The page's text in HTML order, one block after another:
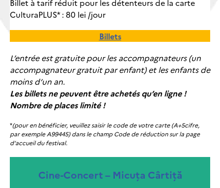
Billet à tarif réduit pour les détenteurs de la carte
CulturaPLUS* : 80 lei /jour
Billets
L’entrée est gratuite pour les accompagnateurs (un
accompagnateur gratuit par enfant) et les enfants de
moins d’un an.
Les billets ne peuvent être achetés qu’en ligne !
Nombre de places limité !
*(pour en bénéficier, veuillez saisir le code de votre carte (A+5cifre,
par exemple A99445) dans le champ Code de réduction sur la page
d’accueil du festival.
Cine-Concert – Micuța Cârtiță